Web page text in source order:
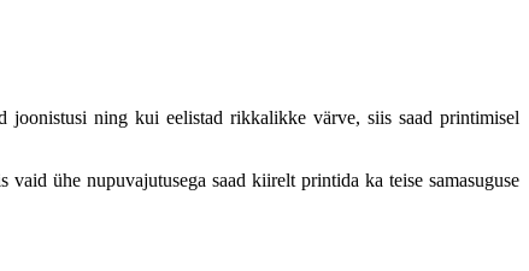
joonistusi ning kui eelistad rikkalikke värve, siis saad printimisel
ühe nupuvajutusega saad kiirelt printida ka teise samasuguse